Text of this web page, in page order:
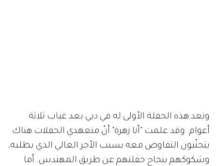
وتعد هذه الحفلة الأولى له في دبي بعد غياب ثلاثة
أعوام. وقد علمت "أنا زهرة" أنّ متعهدي الحفلات هناك
يتجنّبون التفاوض معه بسبب الأجر العالي الذي يطلبه،
وشكوكهم بنجاح حفلتهم عن طريق المهندس. أما